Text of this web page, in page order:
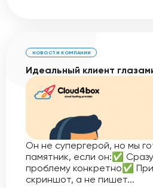
НОВОСТИ КОМПАНИИ
Идеальный клиент
Он не супергерой, но мы
памятник, если он:✅
проблему конкретно✅
скриншот, а не пишет...